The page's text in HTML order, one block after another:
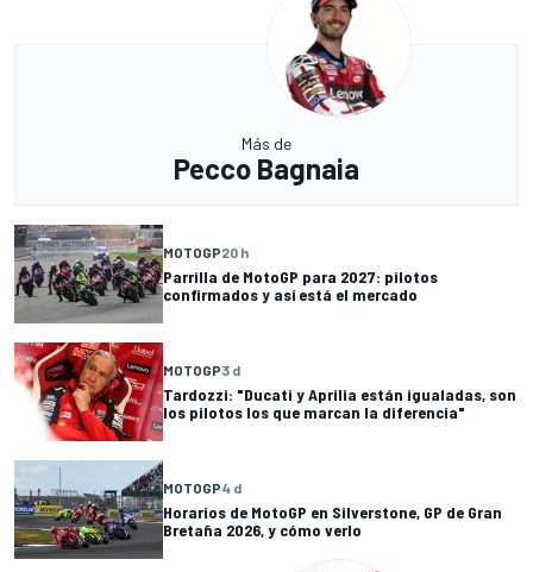
Más de
Pecco Bagnaia
MOTOGP20 h
Parrilla de MotoGP para 2027: pilotos
confirmados y así está el mercado
MOTOGP3 d
Tardozzi: "Ducati y Aprilia están igualadas, son
los pilotos los que marcan la diferencia"
MOTOGP4 d
Horarios de MotoGP en Silverstone, GP de Gran
Bretaña 2026, y cómo verlo